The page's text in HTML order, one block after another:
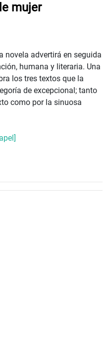
mujer
novela advertirá en seguida
humana y literaria. Una
los tres textos que la
de excepcional; tanto
como por la sinuosa